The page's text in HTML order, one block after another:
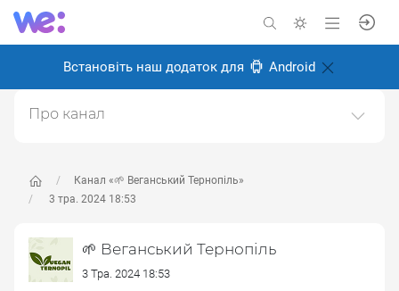
Встановіть наш додаток для Android
Канал «🌱 Веганський Тернопіль»
3 тра. 2024 18:53
🌱 Веганський Тернопіль
3 Тра. 2024 18:53
Про канал
і робимо місто більш веган дружнім.Щоб
запропонувати новину пишіть адмінці
https://instagram.com/vegan.teДзеркало тґ-каналу.
Створено: 28 травня 2024